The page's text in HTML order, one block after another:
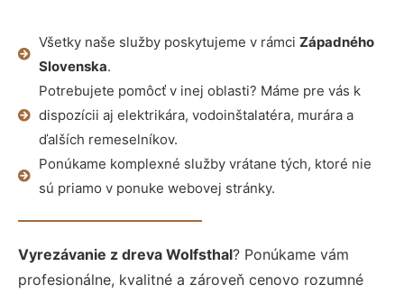
Všetky naše služby poskytujeme v rámci Západného
Slovenska.
Potrebujete pomôcť v inej oblasti? Máme pre vás k
dispozícii aj elektrikára, vodoinštalatéra, murára a
ďalších remeselníkov.
Ponúkame komplexné služby vrátane tých, ktoré nie
sú priamo v ponuke webovej stránky.
Vyrezávanie z dreva Wolfsthal? Ponúkame vám
profesionálne, kvalitné a zároveň cenovo rozumné